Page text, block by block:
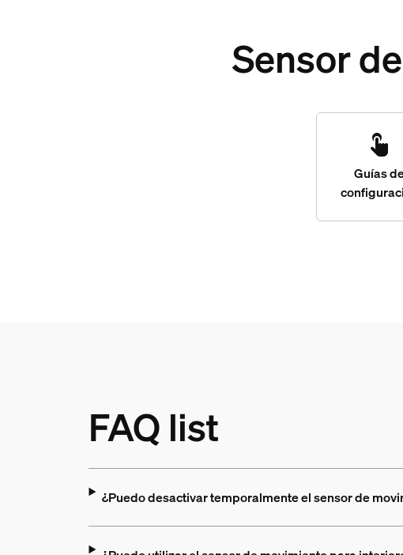
Sensor
Guías
FAQ list
¿Puedo desactivar temporalmente el sensor de